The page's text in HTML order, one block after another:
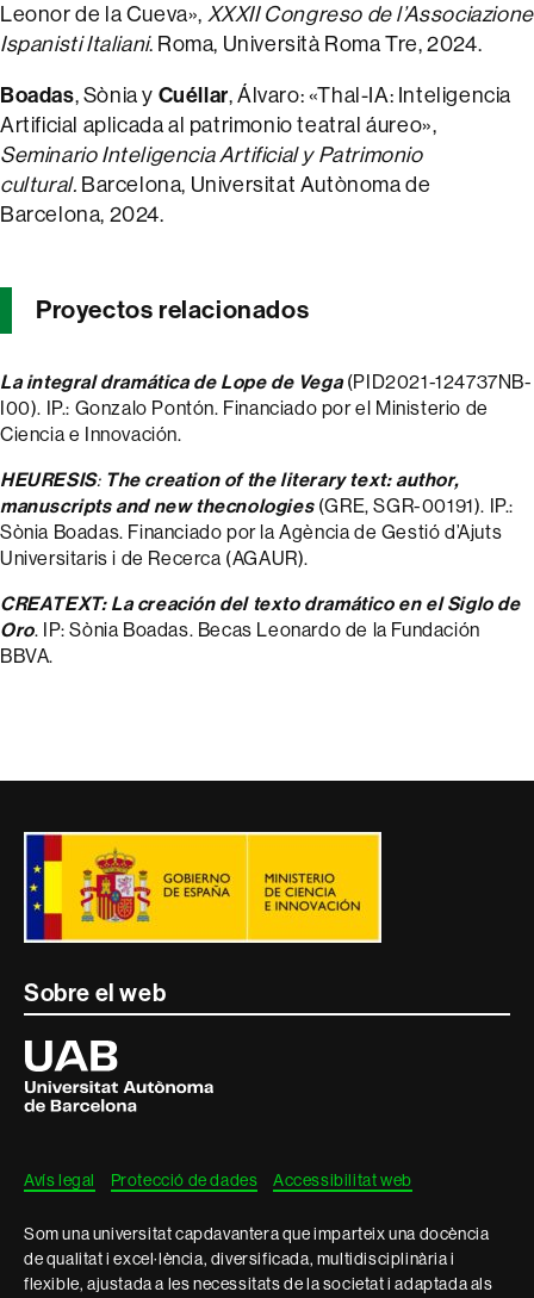
Leonor de la Cueva», XXXII Congreso de l’Associazione
Ispanisti Italiani. Roma, Università Roma Tre, 2024.
Boadas, Sònia y Cuéllar, Álvaro: «Thal-IA: Inteligencia
Artificial aplicada al patrimonio teatral áureo»,
Seminario Inteligencia Artificial y Patrimonio
cultural. Barcelona, Universitat Autònoma de
Barcelona, 2024.
Proyectos relacionados
La integral dramática de Lope de Vega(PID2021-124737NB-
I00). IP.: Gonzalo Pontón. Financiado por el Ministerio de
Ciencia e Innovación.
HEURESIS: The creation of the literary text: author,
manuscripts and new thecnologies(GRE, SGR-00191). IP.:
Sònia Boadas. Financiado por la Agència de Gestió d’Ajuts
Universitaris i de Recerca (AGAUR).
CREATEXT: La creación del texto dramático en el Siglo de
Oro. IP: Sònia Boadas. Becas Leonardo de la Fundación
BBVA.
Contacte
informació
legal
Sobre el web
Universitat
Autònoma
de
Barcelona
Avís legal Protecció de dades Accessibilitat web
Som una universitat capdavantera que imparteix una docència
de qualitat i excel·lència, diversificada, multidisciplinària i
flexible, ajustada a les necessitats de la societat i adaptada als